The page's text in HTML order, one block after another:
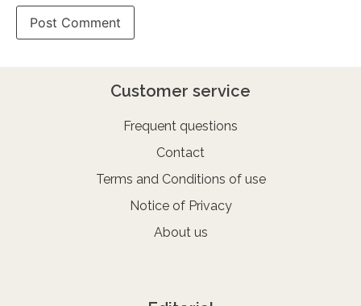
Customer service
Frequent questions
Contact
Terms and Conditions of use
Notice of Privacy
About us